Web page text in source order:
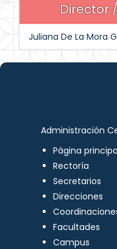
Director
Juliana De La Mora
Administración
Página
Rectoría
Secretarios
Direcciones
Facultades
Campus